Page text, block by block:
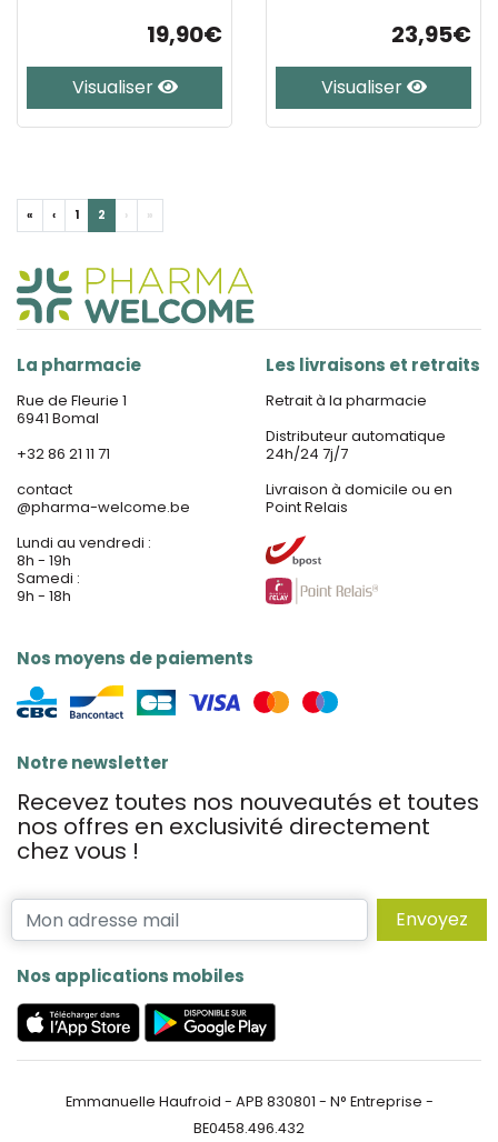
19,90€
Visualiser
23,95€
Visualiser
« ‹ 1 2 › »
La pharmacie
Rue de Fleurie 1
6941 Bomal
+32 86 21 11 71
contact
@pharma-welcome.be
Lundi au vendredi :
8h - 19h
Samedi :
9h - 18h
Nos moyens de paiements
Les livraisons et retraits
Retrait à la pharmacie
Distributeur automatique
24h/24 7j/7
Livraison à domicile ou en
Point Relais
Notre newsletter
Recevez toutes nos nouveautés et toutes
nos offres en exclusivité directement
chez vous !
Envoyez
Nos applications mobiles
Emmanuelle Haufroid - APB 830801 - N° Entreprise -
BE0458.496.432